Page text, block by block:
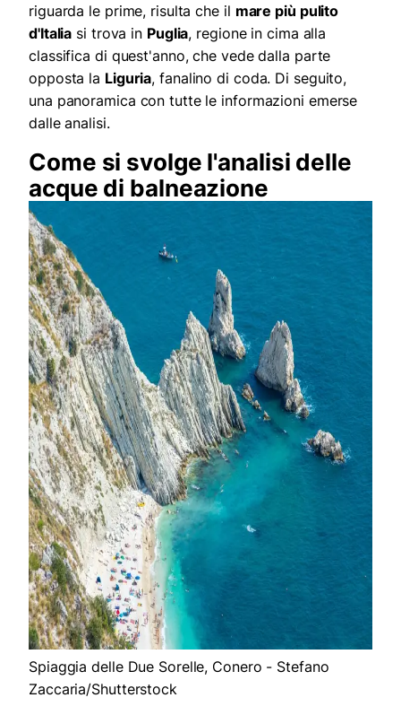
riguarda le prime, risulta che il mare più pulito
d'Italia si trova in Puglia, regione in cima alla
classifica di quest'anno, che vede dalla parte
opposta la Liguria, fanalino di coda. Di seguito,
una panoramica con tutte le informazioni emerse
dalle analisi.
Come si svolge l'analisi delle
acque di balneazione
Spiaggia delle Due Sorelle, Conero - Stefano
Zaccaria/Shutterstock